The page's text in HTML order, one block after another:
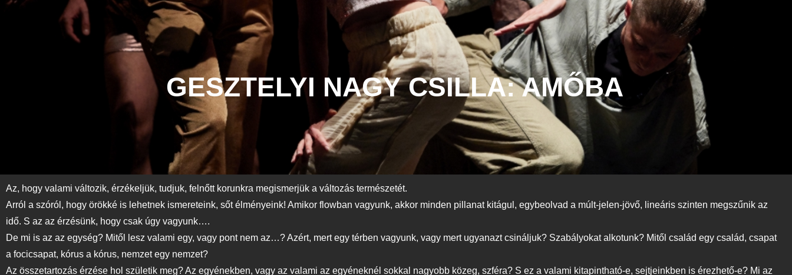
GESZTELYI NAGY CSILLA: AMŐBA
Az, hogy valami változik, érzékeljük, tudjuk, felnőtt korunkra megismerjük a változás természetét.
Arról a szóról, hogy örökké is lehetnek ismereteink, sőt élményeink! Amikor flowban vagyunk, akkor minden pillanat kitágul, egybeolvad a múlt-jelen-jövő, lineáris szinten megszűnik az
idő. S az az érzésünk, hogy csak úgy vagyunk….
De mi is az az egység? Mitől lesz valami egy, vagy pont nem az…? Azért, mert egy térben vagyunk, vagy mert ugyanazt csináljuk? Szabályokat alkotunk? Mitől család egy család, csapat
a focicsapat, kórus a kórus, nemzet egy nemzet?
Az összetartozás érzése hol születik meg? Az egyénekben, vagy az valami az egyéneknél sokkal nagyobb közeg, szféra? S ez a valami kitapintható-e, sejtjeinkben is érezhető-e? Mi az